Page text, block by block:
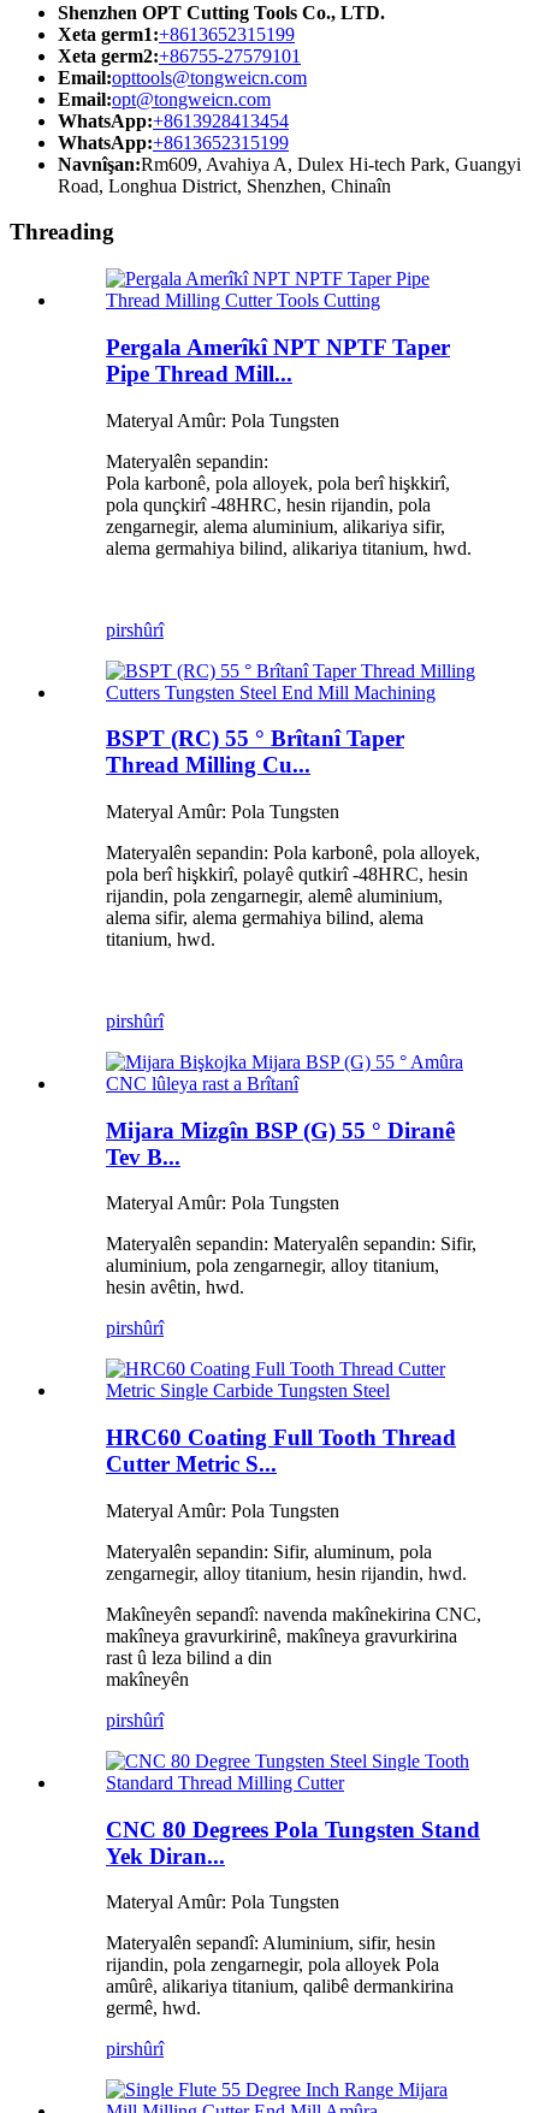
Shenzhen OPT Cutting Tools Co., LTD.
Xeta germ1:+8613652315199
Xeta germ2:+86755-27579101
Email:opttools@tongweicn.com
Email:opt@tongweicn.com
WhatsApp:+8613928413454
WhatsApp:+8613652315199
Navnîşan:Rm609, Avahiya A, Dulex Hi-tech Park, Guangyi
Road, Longhua District, Shenzhen, Chinaîn
Threading
Pergala Amerîkî NPT NPTF Taper
Pipe Thread Mill...
Materyal Amûr: Pola Tungsten
Materyalên sepandin:
Pola karbonê, pola alloyek, pola berî hişkkirî,
pola qunçkirî -48HRC, hesin rijandin, pola
zengarnegir, alema aluminium, alikariya sifir,
alema germahiya bilind, alikariya titanium, hwd.
pirshûrî
BSPT (RC) 55 ° Brîtanî Taper
Thread Milling Cu...
Materyal Amûr: Pola Tungsten
Materyalên sepandin: Pola karbonê, pola alloyek,
pola berî hişkkirî, polayê qutkirî -48HRC, hesin
rijandin, pola zengarnegir, alemê aluminium,
alema sifir, alema germahiya bilind, alema
titanium, hwd.
pirshûrî
Mijara Mizgîn BSP (G) 55 ° Diranê
Tev B...
Materyal Amûr: Pola Tungsten
Materyalên sepandin: Materyalên sepandin: Sifir,
aluminium, pola zengarnegir, alloy titanium,
hesin avêtin, hwd.
pirshûrî
HRC60 Coating Full Tooth Thread
Cutter Metric S...
Materyal Amûr: Pola Tungsten
Materyalên sepandin: Sifir, aluminum, pola
zengarnegir, alloy titanium, hesin rijandin, hwd.
Makîneyên sepandî: navenda makînekirina CNC,
makîneya gravurkirinê, makîneya gravurkirina
rast û leza bilind a din
makîneyên
pirshûrî
CNC 80 Degrees Pola Tungsten Stand
Yek Diran...
Materyal Amûr: Pola Tungsten
Materyalên sepandî: Aluminium, sifir, hesin
rijandin, pola zengarnegir, pola alloyek Pola
amûrê, alikariya titanium, qalibê dermankirina
germê, hwd.
pirshûrî